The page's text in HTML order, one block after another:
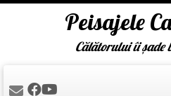
Peisajele
Călătorului îi șade